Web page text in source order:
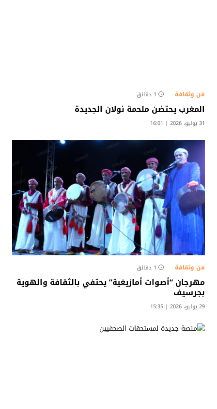
فن وثقافة 1 دقائق
المغرب يحتضن ملحمة نولان الجديدة
31 يوليو، 2026 | 16:01
فن وثقافة 1 دقائق
مهرجان “أصوات أمازيغية” يحتفي بالثقافة والهوية
بجرسيف
29 يوليو، 2026 | 15:35